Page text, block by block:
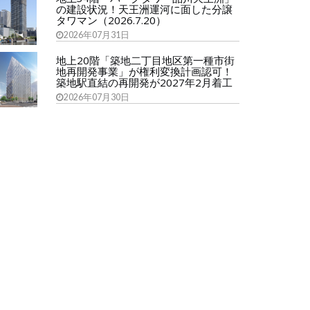
の建設状況！天王洲運河に面した分譲
タワマン（2026.7.20）
2026年07月31日
地上20階「築地二丁目地区第一種市街
地再開発事業」が権利変換計画認可！
築地駅直結の再開発が2027年2月着工
2026年07月30日